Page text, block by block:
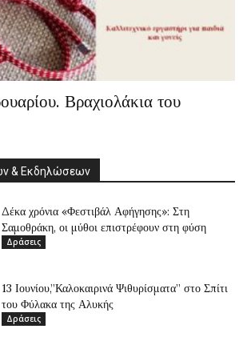
Βραχιολάκια του
& Εκδηλώσεων
Δέκα χρόνια «Φεστιβάλ Αφήγησης»: Στη
Σαμοθράκη, οι μύθοι επιστρέφουν στη φύση
Δράσεις
13 Ιουνίου,”Καλοκαιρινά Ψιθυρίσματα” στο Σπίτι
του Φύλακα της Αλυκής
Δράσεις